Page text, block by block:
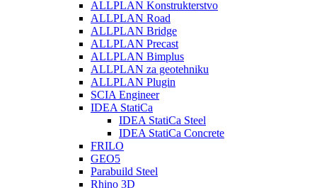
ALLPLAN Konstrukterstvo
ALLPLAN Road
ALLPLAN Bridge
ALLPLAN Precast
ALLPLAN Bimplus
ALLPLAN za geotehniku
ALLPLAN Plugin
SCIA Engineer
IDEA StatiCa
IDEA StatiCa Steel
IDEA StatiCa Concrete
FRILO
GEO5
Parabuild Steel
Rhino 3D